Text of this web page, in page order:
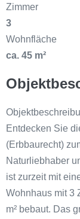
Zimmer
3
Wohnfläche
ca. 45 m²
Entdecken Sie
(Erbbaurecht)
Naturliebhaber
ist zurzeit mit
Wohnhaus mit 3
m² bebaut. Das